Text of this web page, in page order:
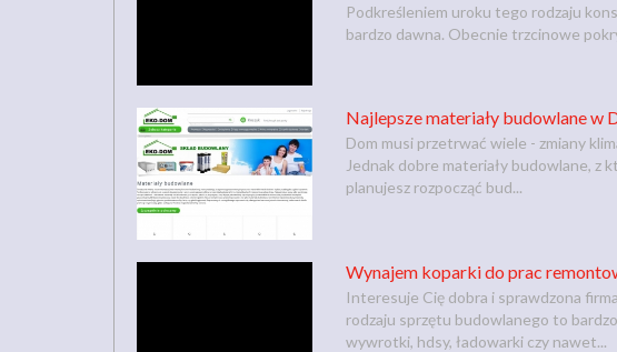
Podkreśleniem uroku tego rodzaju
bardzo dawna. Obecnie trzcinowe
Najlepsze materiały budowlane w
Dom musi przetrwać wiele - zmiany
Jednak dobre materiały budowlane, z
planujesz rozpocząć bud...
Wynajem koparki do prac
Interesuje Cię dobra i sprawdzona
rodzaju sprzętu budowlanego to
wywrotki, hdsy, ładowarki czy nawet...